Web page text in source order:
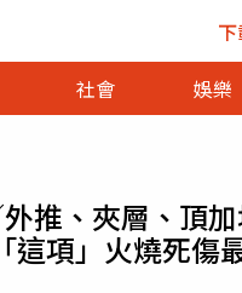
社會 娛樂
推、夾層、頂
項」火燒死傷